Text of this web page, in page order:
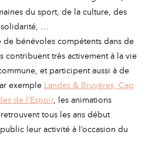
M
AI
RIE
du sport, de la culture, des
…
de bénévoles compétents dans de
contribuent très activement à la vie
et participent aussi à de
exemple Landes & Bruyères, Cap
de l’Espoir, les animations
tous les ans début
leur activité à l’occasion du